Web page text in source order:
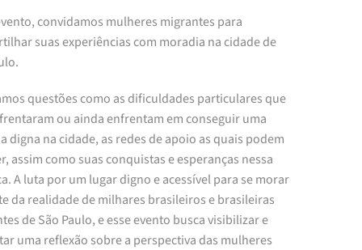
convidamos mulheres migrantes para
suas experiências com moradia na cidade de
questões como as dificuldades particulares que
ou ainda enfrentam em conseguir uma
digna na cidade, as redes de apoio as quais podem
assim como suas conquistas e esperanças nessa
A luta por um lugar digno e acessível para se morar
da realidade de milhares brasileiros e brasileiras
de São Paulo, e esse evento busca visibilizar e
uma reflexão sobre a perspectiva das mulheres